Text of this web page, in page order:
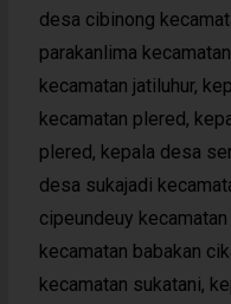
desa cibinong
parakanlima
kecamatan jatiluhur,
kecamatan plered,
plered, kepala desa
desa sukajadi
cipeundeuy
kecamatan babakan
kecamatan sukatani,